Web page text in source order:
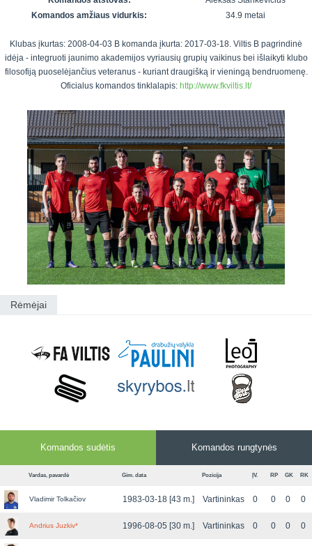
7x7 vasaros
Lyga 8x8
Įmonių lyga
SFL rudens
Snaigės taurė
Aukštaitijos
senjorų
čempionatas
Euro2016
Komandos amžiaus vidurkis:
34.9 metai
Klubas įkurtas: 2008-04-03 B komanda įkurta: 2017-03-18. Viltis B pagrindinė
idėja - integruoti jaunimo akademijos vyriausių grupių vaikinus bei išlaikyti klubo
filosofiją puoselėjančius veteranus - kuriant draugišką ir vieningą bendruomenę.
Oficialus komandos tinklalapis: http://www.fkviltis.lt/
Rėmėjai
Komandos sudėtis Komandos rungtynės
Vardas, pavardė Gim. data Pozicija ĮV. RP GK RK
Vladimir Tolkačiov 1983-03-18 [43 m.] Vartininkas 0 0 0 0
Andrius Juzkiv* 1996-08-05 [30 m.] Vartininkas 0 0 0 0